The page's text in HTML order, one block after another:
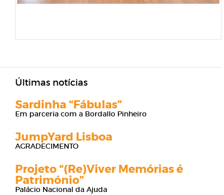
Últimas notícias
Sardinha “Fábulas”
Em parceria com a Bordallo Pinheiro
JumpYard Lisboa
AGRADECIMENTO
Projeto “(Re)Viver Memórias é
Património”
Palácio Nacional da Ajuda